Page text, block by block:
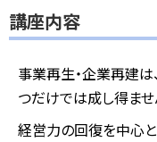
講座内容
事業再生・企業再建は
つだけでは成し得ませ
経営力の回復を中心